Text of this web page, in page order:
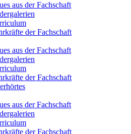
aus der Fachschaft
der Fachschaft
aus der Fachschaft
der Fachschaft
aus der Fachschaft
der Fachschaft